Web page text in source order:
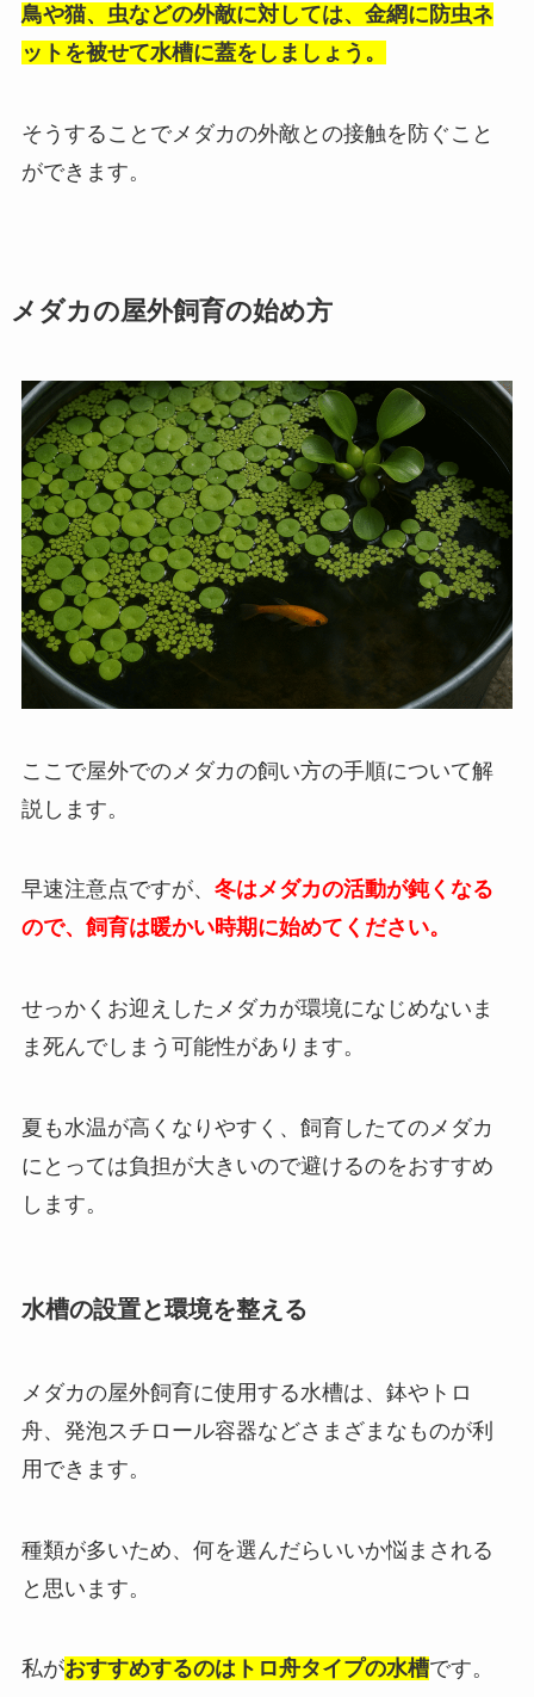
鳥や猫、虫などの外敵に対しては、金網に防虫ネ
ットを被せて水槽に蓋をしましょう。
そうすることでメダカの外敵との接触を防ぐこと
ができます。
メダカの屋外飼育の始め方
ここで屋外でのメダカの飼い方の手順について解
説します。
早速注意点ですが、 冬はメダカの活動が鈍くなる
ので、 飼育は暖かい時期に始めてください。
せっかくお迎えしたメダカが環境になじめないま
ま死んでしまう可能性があります。
夏も水温が高くなりやすく、飼育したてのメダカ
にとっては負担が大きいので避けるのをおすすめ
します。
水槽の設置と環境を整える
メダカの屋外飼育に使用する水槽は、鉢やトロ
舟、発泡スチロール容器などさまざまなものが利
用できます。
種類が多いため、何を選んだらいいか悩まされる
と思います。
私がおすすめするのはトロ舟タイプの水槽です。